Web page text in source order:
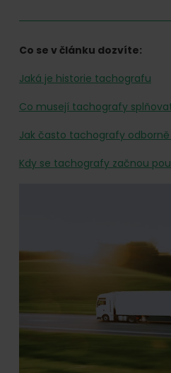
Co se v článku dozvíte:
Jaká je historie tachografu
Co musejí tachografy
Jak často tachografy
Kdy se tachografy začnou